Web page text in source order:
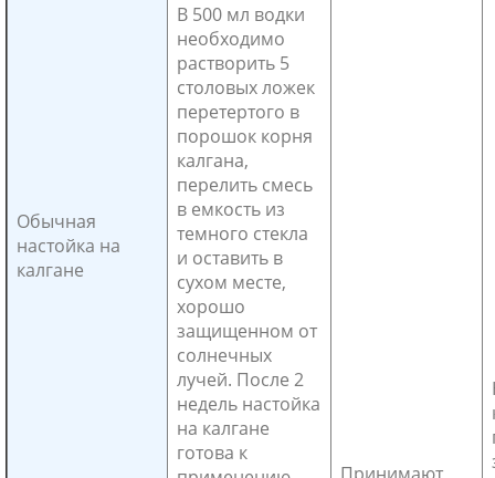
Обычная
настойка на
калгане
В 500 мл водки
необходимо
растворить 5
столовых ложек
перетертого в
порошок корня
калгана,
перелить смесь
в емкость из
темного стекла
и оставить в
сухом месте,
хорошо
защищенном от
солнечных
лучей. После 2
недель настойка
на калгане
готова к